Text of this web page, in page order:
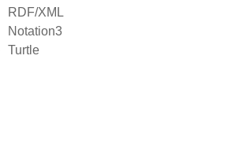
RDF/XML
Notation3
Turtle